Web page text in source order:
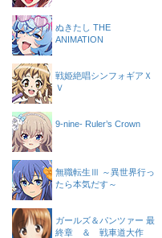
ぬきたし THE
ANIMATION
戦姫絶唱シンフォギアＸ
Ｖ
9-nine- Ruler’s Crown
無職転生Ⅲ ～異世界行っ
たら本気だす～
ガールズ＆パンツァー 最
終章 ＆ 戦車道大作